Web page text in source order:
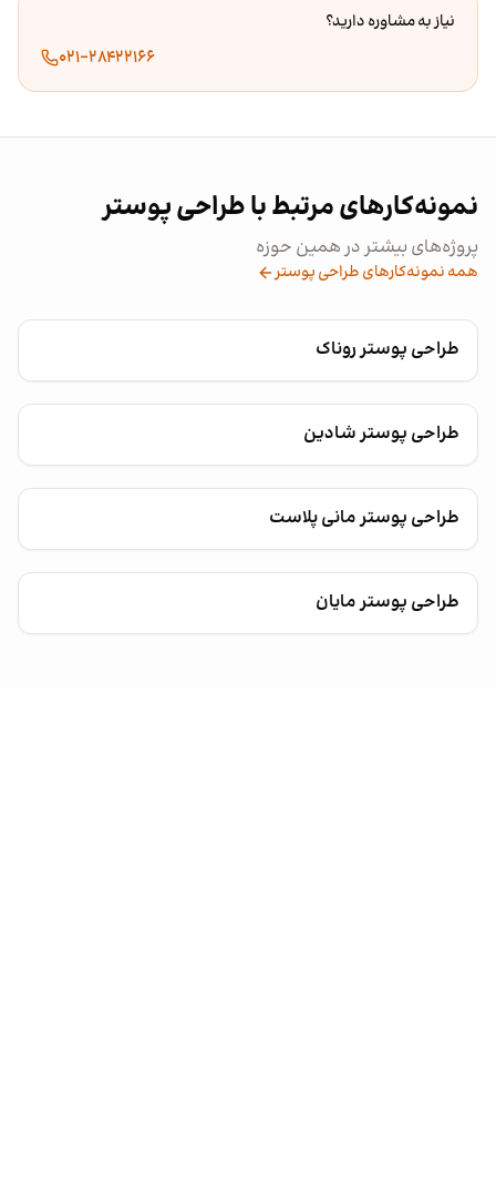
نیاز به مشاوره دارید؟
۰۲۱-۲۸۴۲۲۱۶۶
نمونه‌کارهای مرتبط با طراحی پوستر
پروژه‌های بیشتر در همین حوزه
همه نمونه‌کارهای طراحی پوستر
طراحی پوستر روناک
طراحی پوستر شادین
طراحی پوستر مانی پلاست
طراحی پوستر مایان